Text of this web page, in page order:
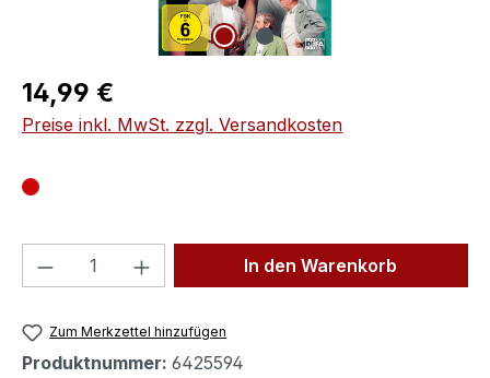
Regulärer Preis:
14,99 €
Preise inkl. MwSt. zzgl. Versandkosten
Produkt Anzahl: Gib denIn den Warenkorb
Zum Merkzettel hinzufügen
Produktnummer: 6425594